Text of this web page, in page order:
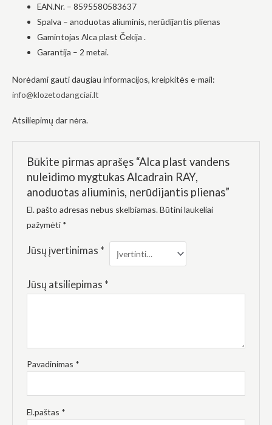
EAN.Nr. – 8595580583637
Spalva – anoduotas aliuminis, nerūdijantis plienas
Gamintojas Alca plast Čekija .
Garantija – 2 metai.
Norėdami gauti daugiau informacijos, kreipkitės e-mail:
info@klozetodangciai.lt
Atsiliepimų dar nėra.
Būkite pirmas aprašęs “Alca plast vandens
nuleidimo mygtukas Alcadrain RAY,
anoduotas aliuminis, nerūdijantis plienas”
El. pašto adresas nebus skelbiamas.Būtini laukeliai
pažymėti *
Jūsų įvertinimas *
Jūsų atsiliepimas *
Pavadinimas *
El.paštas *
pomėgiais ir
lankotės
mūsų
padidinate
pamatyti
turinį ir